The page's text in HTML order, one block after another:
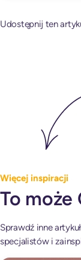
Udostępnij ten
Więcej inspiracji
To może
Sprawdź inne
specjalistów i